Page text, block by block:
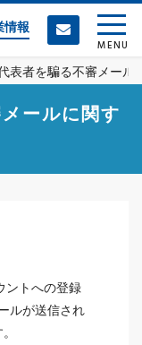
情報
MENU
代表者を騙る不審メー
ールに関す
ントへの登録
ルが送信され